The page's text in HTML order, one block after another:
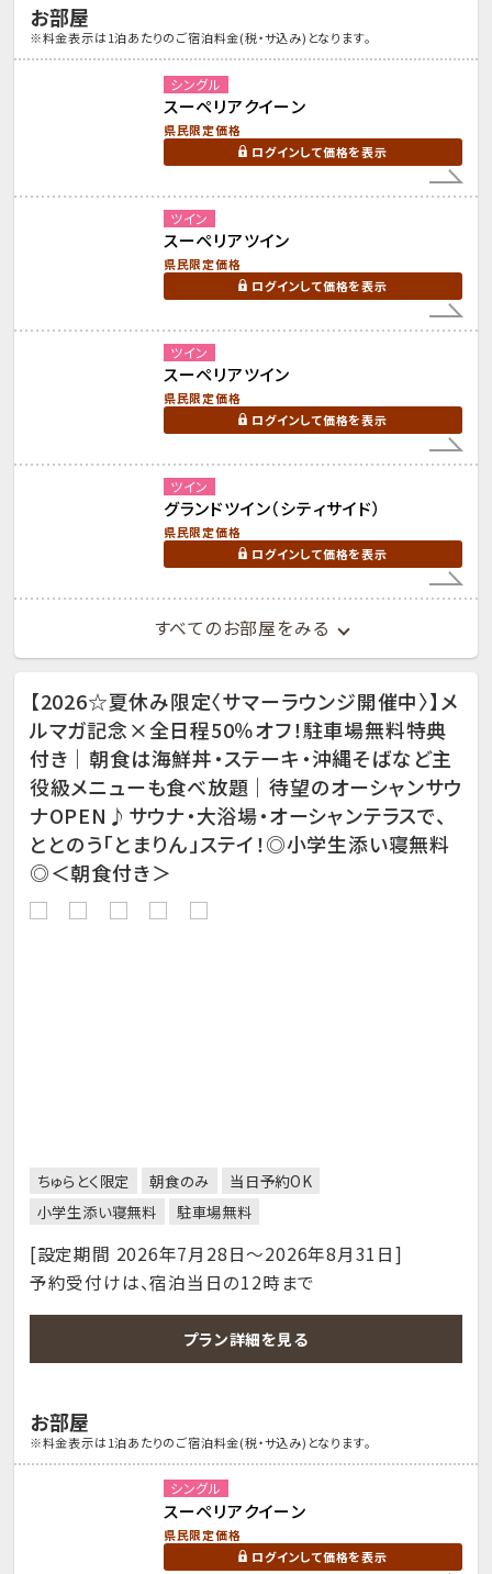
お部屋
※料金表示は1泊あたりのご宿泊料金(税・サ込み)となります。
シングル
スーペリアクイーン
県民限定価格
ログインして価格を表示
ツイン
スーペリアツイン
県民限定価格
ログインして価格を表示
ツイン
スーペリアツイン
県民限定価格
ログインして価格を表示
ツイン
グランドツイン（シティサイド）
県民限定価格
ログインして価格を表示
すべてのお部屋をみる
【2026☆夏休み限定〈サマーラウンジ開催中〉】メ
ルマガ記念×全日程50％オフ！駐車場無料特典
付き｜朝食は海鮮丼・ステーキ・沖縄そばなど主
役級メニューも食べ放題｜待望のオーシャンサウ
ナOPEN♪サウナ・大浴場・オーシャンテラスで、
ととのう「とまりん」ステイ！◎小学生添い寝無料
◎＜朝食付き＞
ちゅらとく限定 朝食のみ
当日予約OK
小学生添い寝無料
駐車場無料
[設定期間 2026年7月28日～2026年8月31日]
予約受付けは、宿泊当日の12時まで
プラン詳細を見る
お部屋
※料金表示は1泊あたりのご宿泊料金(税・サ込み)となります。
シングル
スーペリアクイーン
県民限定価格
ログインして価格を表示